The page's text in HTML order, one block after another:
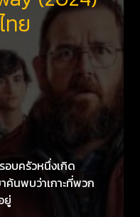
ทย
บครัวหนึ่งเกิด
ค้นพบว่าเกาะที่พวก
ยู่